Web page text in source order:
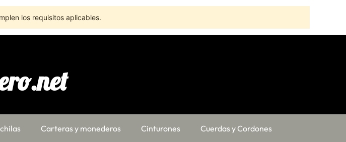
los requisitos aplicables.
Carteras y monederos Cinturones Cuerdas y Cordones